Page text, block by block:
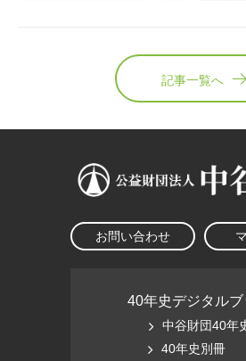
記事一覧へ
お問い合わせ
40年史デジタルブ
中谷財団40年
40年史別冊